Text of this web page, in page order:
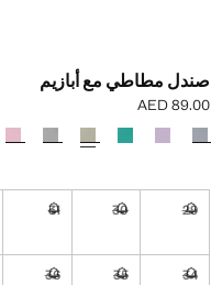
صندل مطاطي مع أبازيم
السعر الحالي [AED 89.00 ]
AED 89.00
حدد اللون
29
30
31
34
35
36